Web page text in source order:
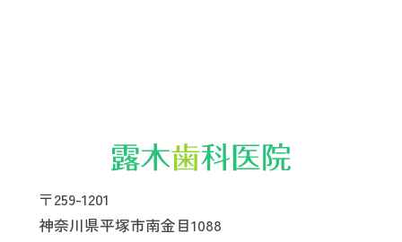
〒259-1201
神奈川県平塚市南金目1088